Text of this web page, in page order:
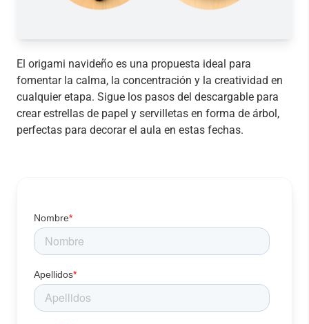
El origami navideño es una propuesta ideal para
fomentar la calma, la concentración y la creatividad en
cualquier etapa. Sigue los pasos del descargable para
crear estrellas de papel y servilletas en forma de árbol,
perfectas para decorar el aula en estas fechas.
Nombre*
Apellidos*